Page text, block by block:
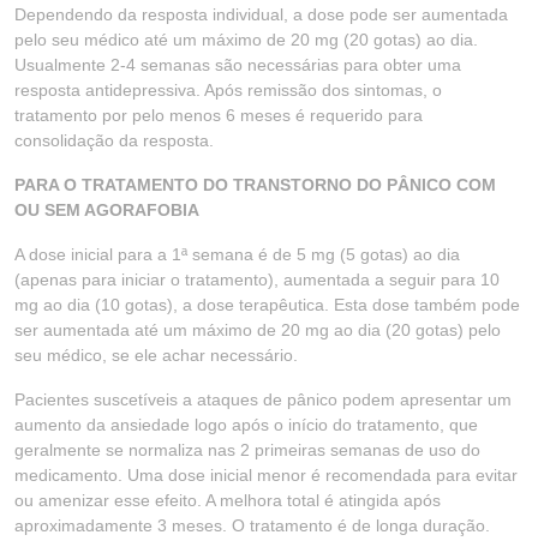
Dependendo da resposta individual, a dose pode ser aumentada
pelo seu médico até um máximo de 20 mg (20 gotas) ao dia.
Usualmente 2-4 semanas são necessárias para obter uma
resposta antidepressiva. Após remissão dos sintomas, o
tratamento por pelo menos 6 meses é requerido para
consolidação da resposta.
PARA O TRATAMENTO DO TRANSTORNO DO PÂNICO COM
OU SEM AGORAFOBIA
A dose inicial para a 1ª semana é de 5 mg (5 gotas) ao dia
(apenas para iniciar o tratamento), aumentada a seguir para 10
mg ao dia (10 gotas), a dose terapêutica. Esta dose também pode
ser aumentada até um máximo de 20 mg ao dia (20 gotas) pelo
seu médico, se ele achar necessário.
Pacientes suscetíveis a ataques de pânico podem apresentar um
aumento da ansiedade logo após o início do tratamento, que
geralmente se normaliza nas 2 primeiras semanas de uso do
medicamento. Uma dose inicial menor é recomendada para evitar
ou amenizar esse efeito. A melhora total é atingida após
aproximadamente 3 meses. O tratamento é de longa duração.